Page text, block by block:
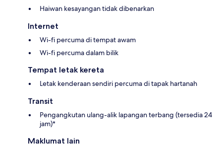
Haiwan kesayangan tidak dibenarkan
Internet
Wi-fi percuma di tempat awam
Wi-fi percuma dalam bilik
Tempat letak kereta
Letak kenderaan sendiri percuma di tapak hartanah
Transit
Pengangkutan ulang-alik lapangan terbang (tersedia 24
jam)*
Maklumat lain